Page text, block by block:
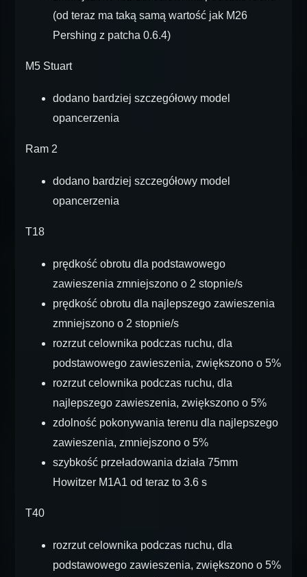
(od teraz ma taką samą wartość jak M26
Pershing z patcha 0.6.4)
M5 Stuart
dodano bardziej szczegółowy model
opancerzenia
Ram 2
dodano bardziej szczegółowy model
opancerzenia
T18
prędkość obrotu dla podstawowego
zawieszenia zmniejszono o 2 stopnie/s
prędkość obrotu dla najlepszego zawieszenia
zmniejszono o 2 stopnie/s
rozrzut celownika podczas ruchu, dla
podstawowego zawieszenia, zwiększono o 5%
rozrzut celownika podczas ruchu, dla
najlepszego zawieszenia, zwiększono o 5%
zdolność pokonywania terenu dla najlepszego
zawieszenia, zmniejszono o 5%
szybkość przeładowania działa 75mm
Howitzer M1A1 od teraz to 3.6 s
T40
rozrzut celownika podczas ruchu, dla
podstawowego zawieszenia, zwiększono o 5%